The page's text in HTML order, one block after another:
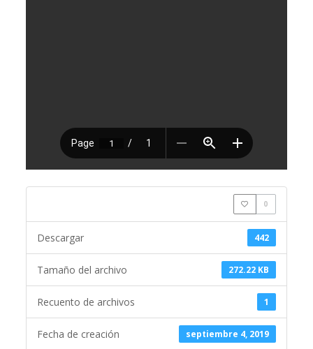
0
442
Descargar
272.22 KB
Tamaño del archivo
1
Recuento de archivos
septiembre 4, 2019
Fecha de creación